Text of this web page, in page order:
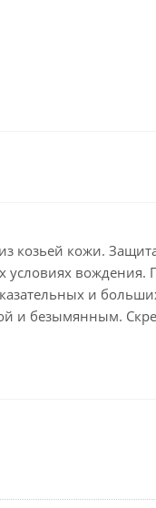
кожи.
вождения.
и
и безымянным.